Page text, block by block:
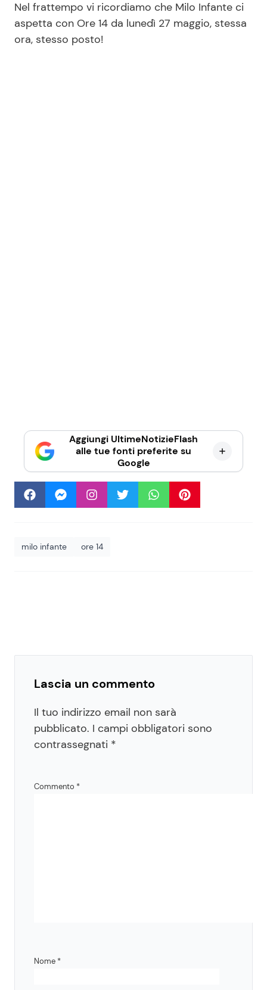
Nel frattempo vi ricordiamo che Milo Infante ci
aspetta con Ore 14 da lunedì 27 maggio, stessa
ora, stesso posto!
Aggiungi UltimeNotizieFlash
alle tue fonti preferite su
Google
milo infante ore 14
Lascia un commento
Il tuo indirizzo email non sarà
pubblicato. I campi obbligatori sono
contrassegnati *
Commento *
Nome *